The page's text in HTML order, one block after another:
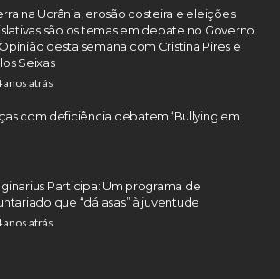
na Ucrânia, erosão costeira e eleições
são os temas em debate no Governo
desta semana com Cristina Pires e
Seixas
anos atrás
com deficiência debatem ‘Bullying em
Participa: Um programa de
que “dá asas” à juventude
anos atrás